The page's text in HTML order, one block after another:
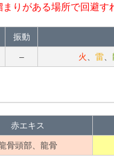
りがある場所で回避す
振動
– 火 雷、
赤エキス
骨頭部、龍骨